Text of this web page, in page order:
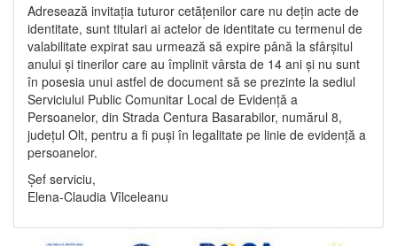
Adresează invitația tuturor cetățenilor care nu dețin acte de
identitate, sunt titulari ai actelor de identitate cu termenul de
valabilitate expirat sau urmează să expire până la sfârșitul
anului și tinerilor care au împlinit vârsta de 14 ani și nu sunt
în posesia unui astfel de document să se prezinte la sediul
Serviciului Public Comunitar Local de Evidență a
Persoanelor, din Strada Centura Basarabilor, numărul 8,
județul Olt, pentru a fi puși în legalitate pe linie de evidență a
persoanelor.
Șef serviciu,
Elena-Claudia Vîlceleanu